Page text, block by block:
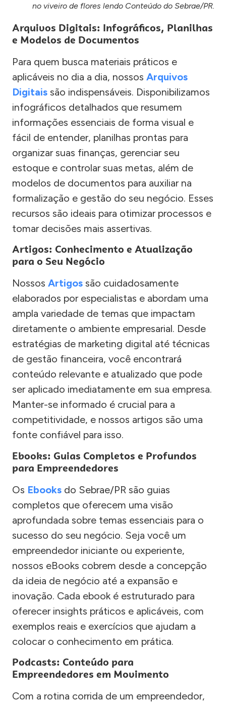
no viveiro de flores lendo Conteúdo do Sebrae/PR.
Arquivos Digitais: Infográficos, Planilhas
e Modelos de Documentos
Para quem busca materiais práticos e
aplicáveis no dia a dia, nossos Arquivos
Digitais são indispensáveis. Disponibilizamos
infográficos detalhados que resumem
informações essenciais de forma visual e
fácil de entender, planilhas prontas para
organizar suas finanças, gerenciar seu
estoque e controlar suas metas, além de
modelos de documentos para auxiliar na
formalização e gestão do seu negócio. Esses
recursos são ideais para otimizar processos e
tomar decisões mais assertivas.
Artigos: Conhecimento e Atualização
para o Seu Negócio
Nossos Artigos são cuidadosamente
elaborados por especialistas e abordam uma
ampla variedade de temas que impactam
diretamente o ambiente empresarial. Desde
estratégias de marketing digital até técnicas
de gestão financeira, você encontrará
conteúdo relevante e atualizado que pode
ser aplicado imediatamente em sua empresa.
Manter-se informado é crucial para a
competitividade, e nossos artigos são uma
fonte confiável para isso.
Ebooks: Guias Completos e Profundos
para Empreendedores
Os Ebooks do Sebrae/PR são guias
completos que oferecem uma visão
aprofundada sobre temas essenciais para o
sucesso do seu negócio. Seja você um
empreendedor iniciante ou experiente,
nossos eBooks cobrem desde a concepção
da ideia de negócio até a expansão e
inovação. Cada ebook é estruturado para
oferecer insights práticos e aplicáveis, com
exemplos reais e exercícios que ajudam a
colocar o conhecimento em prática.
Podcasts: Conteúdo para
Empreendedores em Movimento
Com a rotina corrida de um empreendedor,